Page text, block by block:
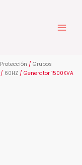
/ Grupos
/ 60HZ / Generator 1500KVA